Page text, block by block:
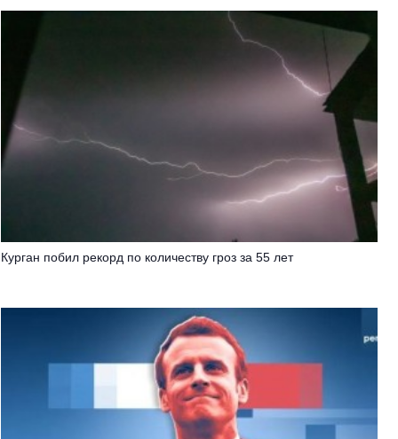
Курган побил рекорд по количеству гроз за 55 лет